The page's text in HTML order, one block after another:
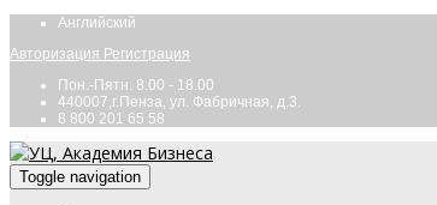
Английский
Авторизация Регистрация
Пон.-Пятн. 8.00 - 18.00
440007,г.Пенза, ул. Фабричная, д.3.
8 800 201 65 58
Toggle navigation